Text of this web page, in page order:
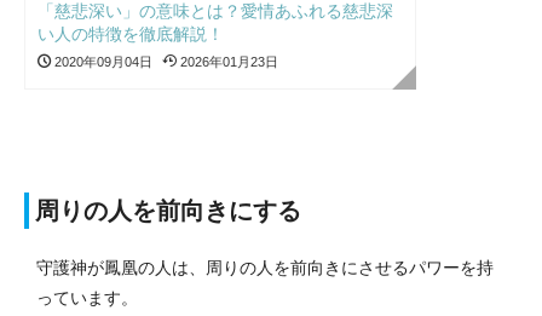
「慈悲深い」の意味とは？愛情あふれる慈悲深
い人の特徴を徹底解説！
2020年09月04日 2026年01月23日
周りの人を前向きにする
守護神が鳳凰の人は、周りの人を前向きにさせるパワーを持
っています。